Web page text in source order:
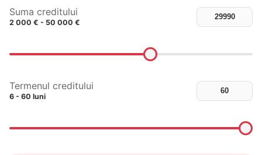
Suma creditului
2 000 € - 50 000 €
Termenul creditului
6 - 60 luni